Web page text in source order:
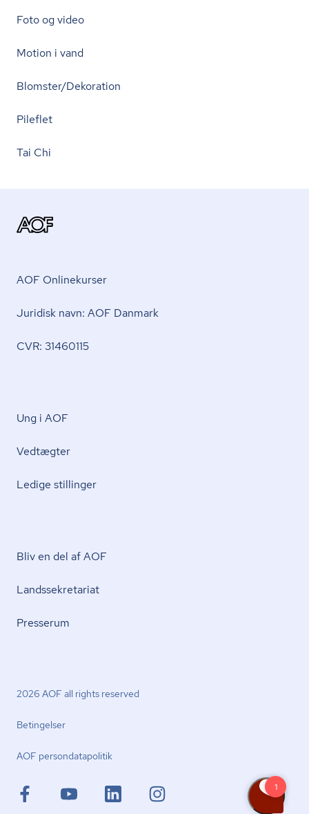
Foto og video
Motion i vand
Blomster/Dekoration
Pileflet
Tai Chi
AOF Onlinekurser
Juridisk navn: AOF Danmark
CVR: 31460115
Ung i AOF
Vedtægter
Ledige stillinger
Bliv en del af AOF
Lands­se­kre­ta­ri­at
Presserum
2026 AOF all rights reserved
Betingelser
AOF per­son­da­ta­po­li­tik